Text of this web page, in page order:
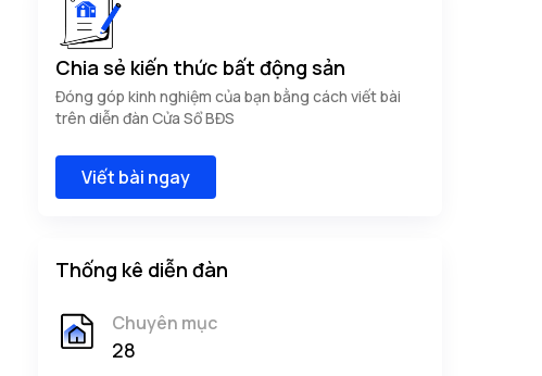
Chia sẻ kiến thức bất động sản
Đóng góp kinh nghiệm của bạn bằng cách viết bài
trên diễn đàn Cửa Sổ BĐS
Viết bài ngay
Thống kê diễn đàn
Chuyên mục
28